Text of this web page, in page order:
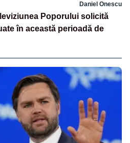
Daniel Onescu
Poporului solicită
în această perioadă de